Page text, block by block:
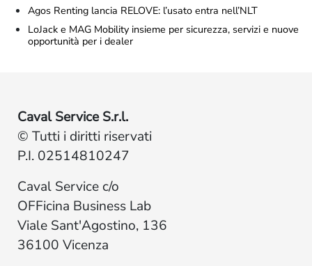
Agos Renting lancia RELOVE: l’usato entra nell’NLT
LoJack e MAG Mobility insieme per sicurezza, servizi e nuove
opportunità per i dealer
Caval Service S.r.l.
© Tutti i diritti riservati
P.I. 02514810247
Caval Service c/o
OFFicina Business Lab
Viale Sant'Agostino, 136
36100 Vicenza